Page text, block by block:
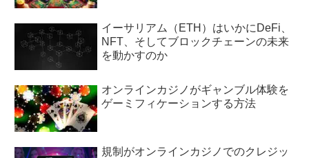
イーサリアム（ETH）はいかにDeFi、
NFT、そしてブロックチェーンの未来
を動かすのか
オンラインカジノがギャンブル体験を
ゲーミフィケーションする方法
規制がオンラインカジノでのクレジッ